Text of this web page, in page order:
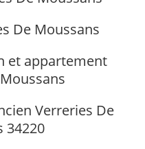
De Moussans
et appartement
Verreries De
34220